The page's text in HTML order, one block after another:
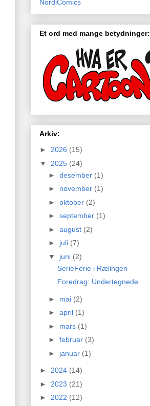
NordiComics
Et ord med mange betydninger:
Arkiv:
► 2026 (15)
▼ 2025 (24)
► desember (1)
► november (1)
► oktober (2)
► september (1)
► august (2)
► juli (7)
▼ juni (2)
SerieFerie i Rælingen
Foredrag: Undertegnede
► mai (2)
► april (1)
► mars (1)
► februar (3)
► januar (1)
► 2024 (14)
► 2023 (21)
► 2022 (12)